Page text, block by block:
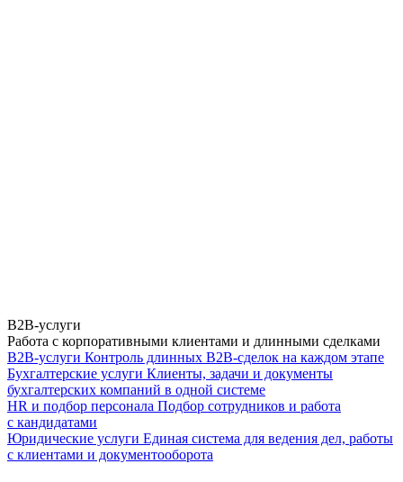
B2B-услуги
Работа с корпоративными клиентами и длинными сделками
B2B-услуги Контроль длинных B2B-сделок на каждом этапе
Бухгалтерские услуги Клиенты, задачи и документы
бухгалтерских компаний в одной системе
HR и подбор персонала Подбор сотрудников и работа
с кандидатами
Юридические услуги Единая система для ведения дел, работы
с клиентами и документооборота